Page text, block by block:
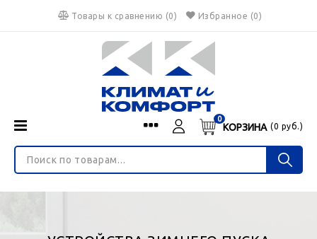
Товары к сравнению (0) Избранное (0)
Menu
Войти
КОРЗИНА
0
(0 руб.)
О нас
НЕ ЯВЛЯЕТСЯ ПУБЛИЧНОЙ ОФЕРТОЙ
Доставка и оплата